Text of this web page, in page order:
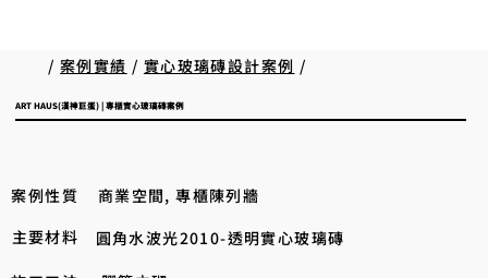
/案例實績 / 實心玻璃磚設計案例 /
案例性質
商業空間, 專櫃陳列牆
主要材料
圓角水波光2010-透明實心玻璃磚
ART HAUS(漢神巨蛋) | 專櫃實心玻璃磚案例